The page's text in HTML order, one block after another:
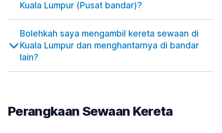
Kuala Lumpur (Pusat bandar)?
Bolehkah saya mengambil kereta sewaan di
Kuala Lumpur dan menghantarnya di bandar
lain?
Perangkaan Sewaan Kereta